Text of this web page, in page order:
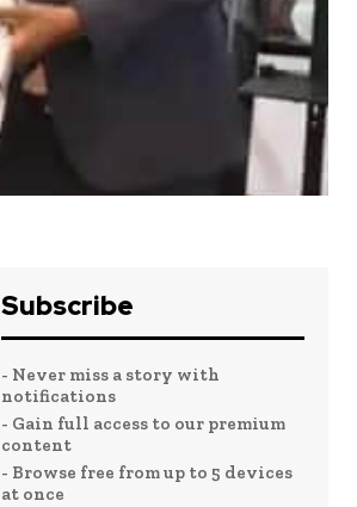
Subscribe
- Never miss a story with
notifications
- Gain full access to our premium
content
- Browse free from up to 5 devices
at once